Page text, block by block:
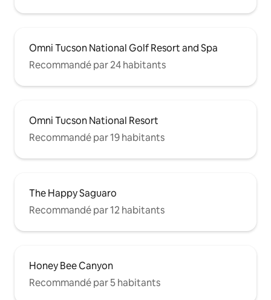
Omni Tucson National Golf Resort and Spa
Recommandé par 24 habitants
Omni Tucson National Resort
Recommandé par 19 habitants
The Happy Saguaro
Recommandé par 12 habitants
Honey Bee Canyon
Recommandé par 5 habitants